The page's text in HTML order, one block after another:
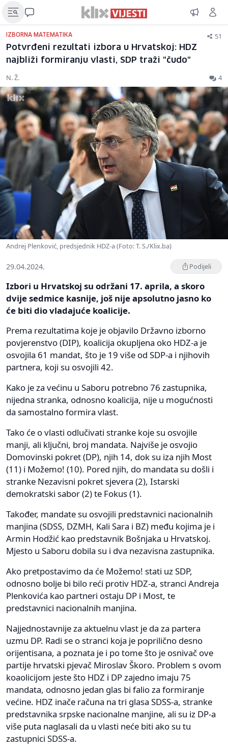
IZBORNA MATEMATIKA 51
Potvrđeni rezultati izbora u Hrvatskoj: HDZ
najbliži formiranju vlasti, SDP traži "čudo"
N. Ž. 4
Andrej Plenković, predsjednik HDZ-a (Foto: T. S./Klix.ba)
29.04.2024. Podijeli
Izbori u Hrvatskoj su održani 17. aprila, a skoro
dvije sedmice kasnije, još nije apsolutno jasno ko
će biti dio vladajuće koalicije.
Prema rezultatima koje je objavilo Državno izborno
povjerenstvo (DIP), koalicija okupljena oko HDZ-a je
osvojila 61 mandat, što je 19 više od SDP-a i njihovih
partnera, koji su osvojili 42.
Kako je za većinu u Saboru potrebno 76 zastupnika,
nijedna stranka, odnosno koalicija, nije u mogućnosti
da samostalno formira vlast.
Tako će o vlasti odlučivati stranke koje su osvojile
manji, ali ključni, broj mandata. Najviše je osvojio
Domovinski pokret (DP), njih 14, dok su iza njih Most
(11) i Možemo! (10). Pored njih, do mandata su došli i
stranke Nezavisni pokret sjevera (2), Istarski
demokratski sabor (2) te Fokus (1).
Također, mandate su osvojili predstavnici nacionalnih
manjina (SDSS, DZMH, Kali Sara i BZ) među kojima je i
Armin Hodžić kao predstavnik Bošnjaka u Hrvatskoj.
Mjesto u Saboru dobila su i dva nezavisna zastupnika.
Ako pretpostavimo da će Možemo! stati uz SDP,
odnosno bolje bi bilo reći protiv HDZ-a, stranci Andreja
Plenkovića kao partneri ostaju DP i Most, te
predstavnici nacionalnih manjina.
Najjednostavnije za aktuelnu vlast je da za partera
uzmu DP. Radi se o stranci koja je poprilično desno
orijentisana, a poznata je i po tome što je osnivač ove
partije hrvatski pjevač Miroslav Škoro. Problem s ovom
koaolicijom jeste što HDZ i DP zajedno imaju 75
mandata, odnosno jedan glas bi falio za formiranje
većine. HDZ inače računa na tri glasa SDSS-a, stranke
predstavnika srpske nacionalne manjine, ali su iz DP-a
više puta naglasali da u vlasti neće biti ako su tu
zastupnici SDSS-a.